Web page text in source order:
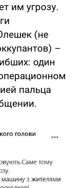
им угрозу.
(не
–
один
пальца